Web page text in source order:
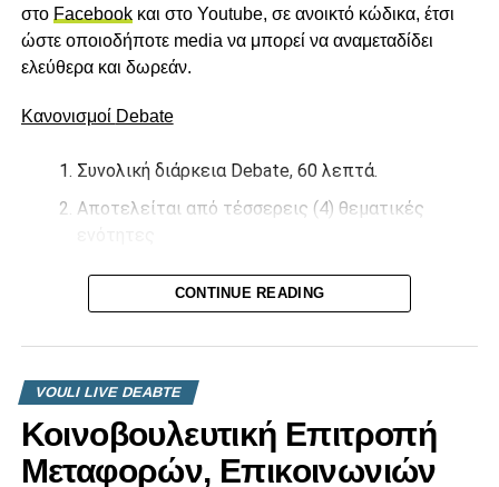
στο Facebookκαι στο Youtube, σε ανοικτό κώδικα, έτσι
ώστε οποιοδήποτε media να μπορεί να αναμεταδίδει
ελεύθερα και δωρεάν.
Κανονισμοί Debate
Συνολική διάρκεια Debate, 60 λεπτά.
Αποτελείται από τέσσερεις (4) θεματικές
Ποιες οι προκλήσεις για το Δημοτικό σας
διαμέρισμα;
Ποιοι είναι οι άξονες της πολιτικής σας
Ποια είναι τα κυριότερα έργα που
προγραμματίζεται;
Ποια η επόμενη μέρα της Μεταρρύθμισης
CONTINUE READING
VOULI LIVE DEABTE
Κοινοβουλευτική Επιτροπή
Μεταφορών, Επικοινωνιών